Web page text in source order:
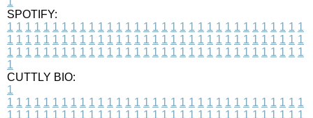
SPOTIFY:
1 1 1 1 1 1 1 1 1 1 1 1 1 1 1 1 1 1 1 1 1 1 1 1 1 1 1 1 1 1 1 1 1
1 1 1 1 1 1 1 1 1 1 1 1 1 1 1 1 1 1 1 1 1 1 1 1 1 1 1 1 1 1 1 1 1
1 1 1 1 1 1 1 1 1 1 1 1 1 1 1 1 1 1 1 1 1 1 1 1 1 1 1 1 1 1 1 1 1
1
CUTTLY BIO:
1
1 1 1 1 1 1 1 1 1 1 1 1 1 1 1 1 1 1 1 1 1 1 1 1 1 1 1 1 1 1 1 1 1
1 1 1 1 1 1 1 1 1 1 1 1 1 1 1 1 1 1 1 1 1 1 1 1 1 1 1 1 1 1 1 1 1